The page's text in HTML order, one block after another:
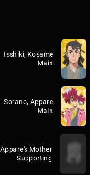
Isshiki, Kosame
Main
Sorano, Appare
Main
Appare's Mother
Supporting